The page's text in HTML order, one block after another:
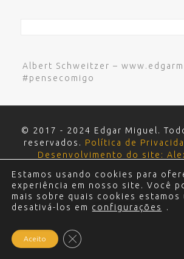
Albert Schweitzer –
#pensecomigo
© 2017 - 2024 Edgar Miguel.
reservados. Política de
Desenvolvimento do site:
Estamos usando cookies para
experiência em nosso site. Você
mais sobre quais cookies estamos
desativá-los em configurações .
Aceito Close GDPR Cookie Banner